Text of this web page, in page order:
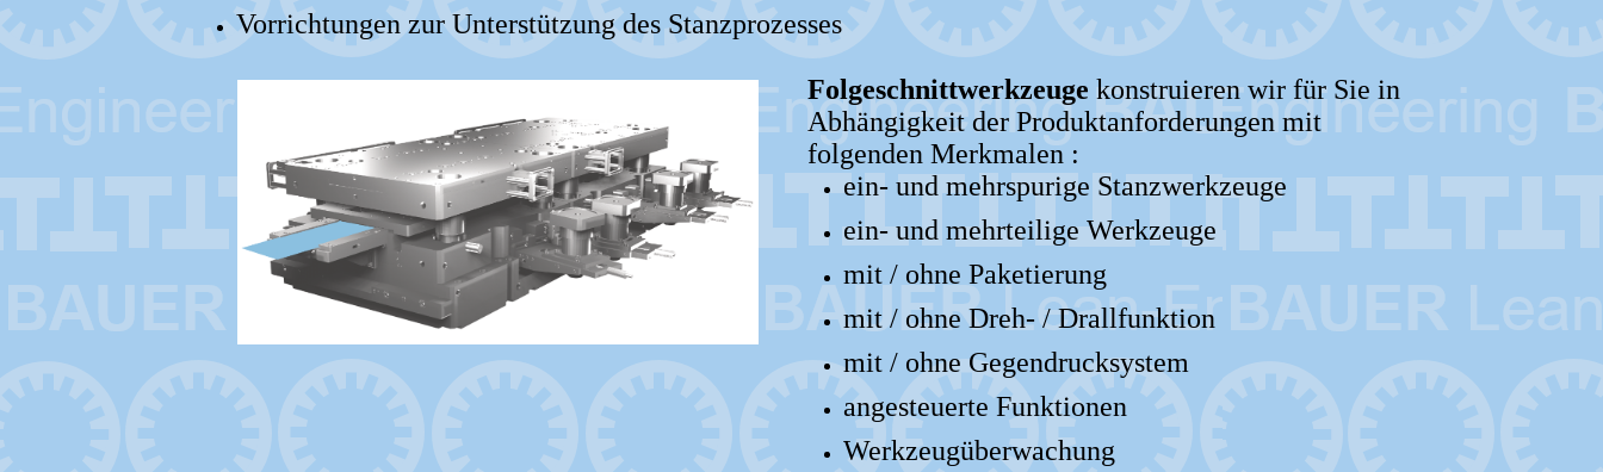
Vorrichtungen zur Unterstützung des Stanzprozesses
Folgeschnittwerkzeuge konstruieren wir für Sie in
Abhängigkeit der Produktanforderungen mit
folgenden Merkmalen :
ein- und mehrspurige Stanzwerkzeuge
ein- und mehrteilige Werkzeuge
mit / ohne Paketierung
mit / ohne Dreh- / Drallfunktion
mit / ohne Gegendrucksystem
angesteuerte Funktionen
Werkzeugüberwachung